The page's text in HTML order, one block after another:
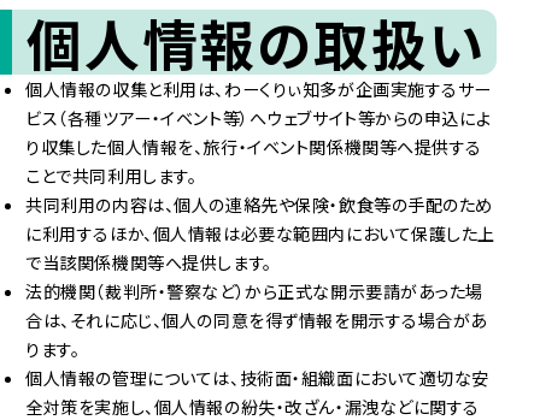
個人情報の取扱い
個人情報の収集と利用は、わーくりぃ知多が企画実施するサー
ビス（各種ツアー・イベント等）へウェブサイト等からの申込によ
り収集した個人情報を、旅行・イベント関係機関等へ提供する
ことで共同利用します。
共同利用の内容は、個人の連絡先や保険・飲食等の手配のため
に利用するほか、個人情報は必要な範囲内において保護した上
で当該関係機関等へ提供します。
法的機関（裁判所・警察など）から正式な開示要請があった場
合は、それに応じ、個人の同意を得ず情報を開示する場合があ
ります。
個人情報の管理については、技術面・組織面において適切な安
全対策を実施し、個人情報の紛失・改ざん・漏洩などに関する